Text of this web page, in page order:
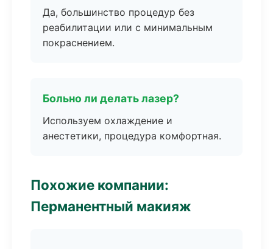
Да, большинство процедур без
реабилитации или с минимальным
покраснением.
Больно ли делать лазер?
Используем охлаждение и
анестетики, процедура комфортная.
Похожие компании:
Перманентный макияж